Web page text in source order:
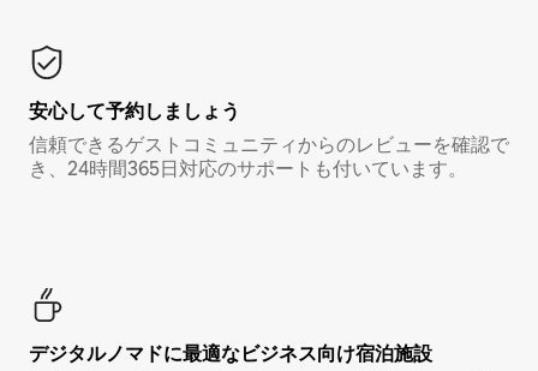
安心して予約しましょう
信頼できるゲストコミュニティからのレビューを確認で
き、24時間365日対応のサポートも付いています。
デジタルノマド⁠に最⁠適⁠なビ⁠ジ⁠ネ⁠ス⁠向⁠け宿⁠泊⁠施⁠設